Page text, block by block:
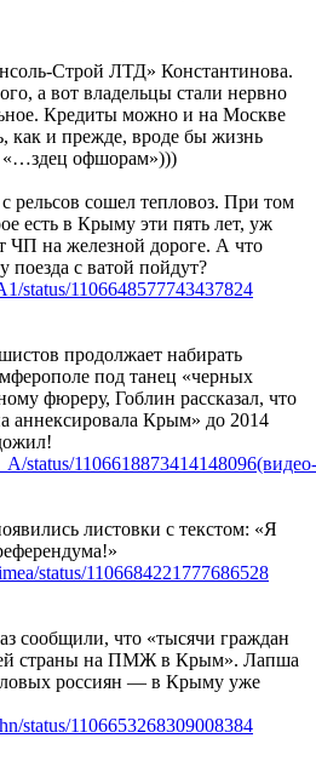
Строй ЛТД» Константинова.
а вот владельцы стали нервно
Кредиты можно и на Москве
как и прежде, вроде бы жизнь
«…здец офшорам»)))
рельсов сошел тепловоз. При том
есть в Крыму эти пять лет, уж
ЧП на железной дороге. А что
поезда с ватой пойдут?
status/1106648577743437824
продолжает набирать
под танец «черных
фюреру, Гоблин рассказал, что
аннексировала Крым» до 2014
status/1106618873414148096(видео-
листовки с текстом: «Я
status/1106684221777686528
сообщили, что «тысячи граждан
страны на ПМЖ в Крым». Лапша
россиян — в Крыму уже
status/1106653268309008384